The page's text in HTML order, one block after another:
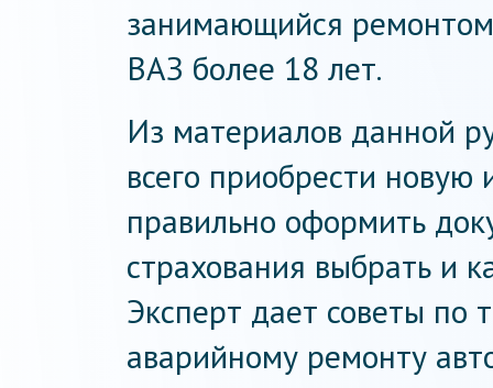
занимающийся
ВАЗ более 18 лет.
Из материалов данной
всего приобрести
правильно оформить
страхования выбрать и
Эксперт дает советы по
аварийному ремонту